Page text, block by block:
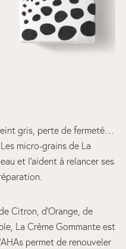
gris, perte de fermeté…
micro-grains de La
et l’aident à relancer ses
Citron, d’Orange, de
La Crème Gommante est
permet de renouveler